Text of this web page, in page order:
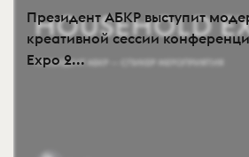
Президент АБКР выступит
креативной сессии
Expo 2...